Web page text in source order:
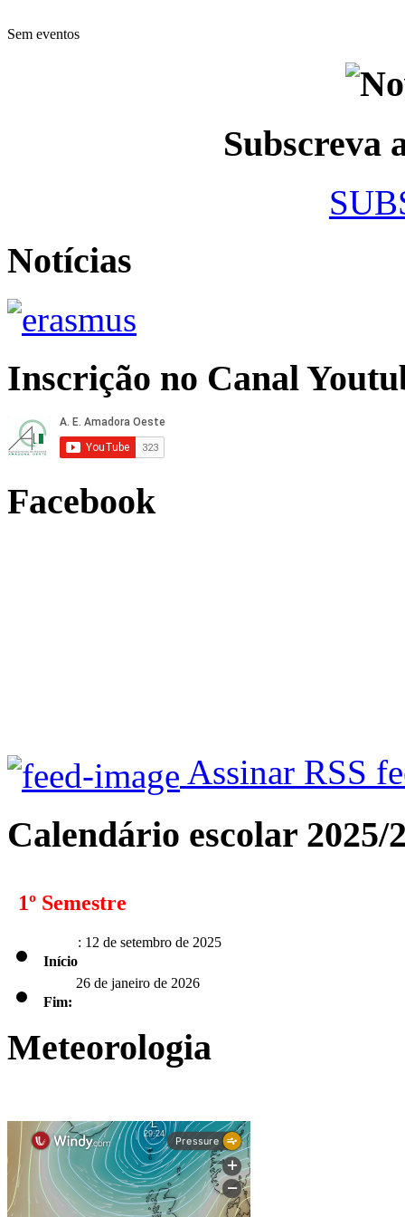
Sem eventos
Subscreva
Notícias
Inscrição no Canal
Facebook
Assinar RSS
Calendário escolar 2025/
1º Semestre
Início: 12 de setembro de 2025
Fim: 26 de janeiro de 2026
2º Semestre
Fim:
5 de junhode 2026 para os alunos dos 9.º, 11.º e 12.º anos;
Meteorologia